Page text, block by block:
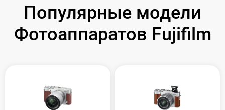
Популярные модели
Фотоаппаратов Fujifilm